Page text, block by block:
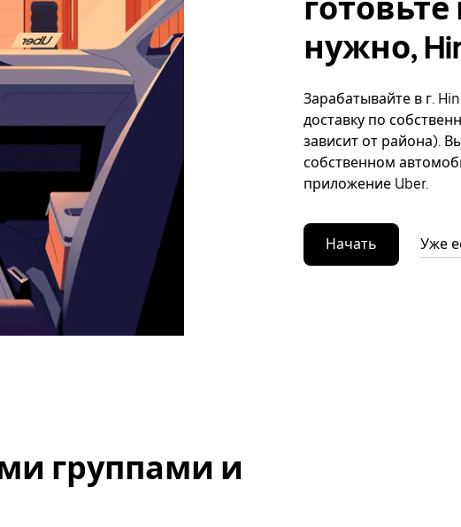
нужно,
Зарабатывайте в г.
доставку по
зависит от района).
собственном
приложение Uber.
Начать Уже
группами и